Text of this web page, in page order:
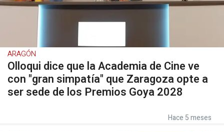
ARAGÓN
Olloqui dice que la Academia de Cine ve
con "gran simpatía" que Zaragoza opte a
ser sede de los Premios Goya 2028
Hace 5 meses